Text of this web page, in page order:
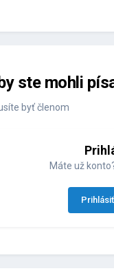
ste mohli
byť členom
Máte už